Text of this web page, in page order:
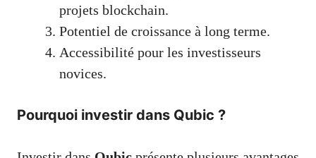
projets blockchain.
Potentiel de croissance à long terme.
Accessibilité pour les investisseurs
novices.
Pourquoi investir dans Qubic ?